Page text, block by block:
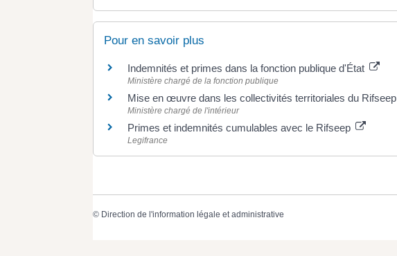
Pour en savoir plus
Indemnités et primes dans la fonction publique d'État
Ministère chargé de la fonction publique
Mise en œuvre dans les collectivités territoriales du Rifseep
Ministère chargé de l'intérieur
Primes et indemnités cumulables avec le Rifseep
Legifrance
© Direction de l'information légale et administrative